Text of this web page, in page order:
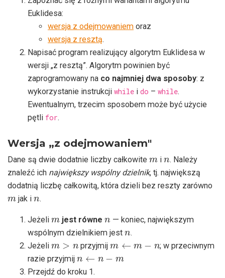
Euklidesa:
wersja z odejmowaniem oraz
wersja z resztą.
Napisać program realizujący algorytm Euklidesa w
wersji „z resztą”. Algorytm powinien być
zaprogramowany na co najmniej dwa sposoby: z
wykorzystanie instrukcji while i do – while.
Ewentualnym, trzecim sposobem może być użycie
pętli for.
Wersja „z odejmowaniem"
Dane są dwie dodatnie liczby całkowite i
. Należy
znaleźć ich największy wspólny dzielnik, tj. największą
dodatnią liczbę całkowitą, która dzieli bez reszty zarówno
jak i
n
.
Jeżeli jest równe
— koniec, największym
wspólnym dzielnikiem jest
.
Jeżeli
m
przyjmij
m
; w przeciwnym
razie przyjmij
n n− m
Przejdź do kroku 1.